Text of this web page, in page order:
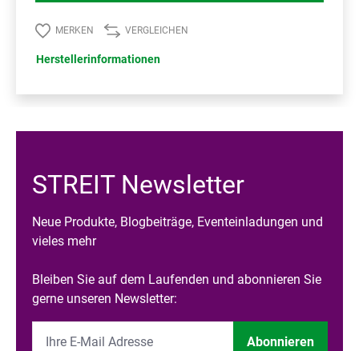
MERKEN VERGLEICHEN
Herstellerinformationen
STREIT Newsletter
Neue Produkte, Blogbeiträge, Eventeinladungen und
vieles mehr
Bleiben Sie auf dem Laufenden und abonnieren Sie
gerne unseren Newsletter:
Abonnieren